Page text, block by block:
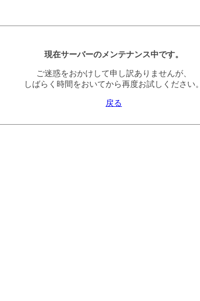
現在サーバーのメンテナンス中です。
ご迷惑をおかけして申し訳ありませんが、
しばらく時間をおいてから再度お試しください。
戻る